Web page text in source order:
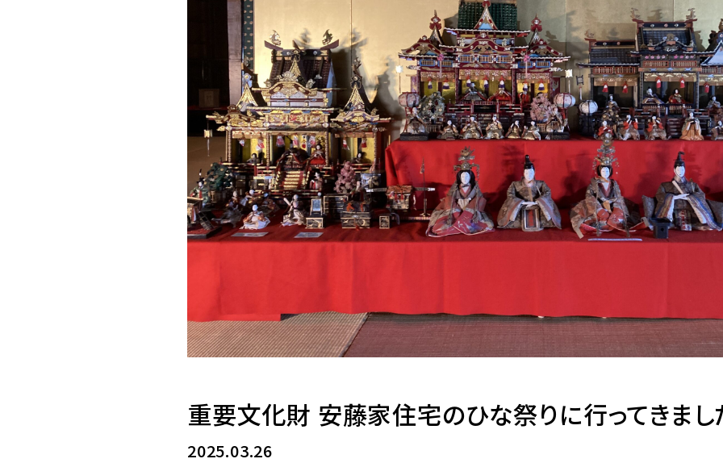
重要文化財 安藤家住宅のひな祭りに行ってきまし
2025.03.26